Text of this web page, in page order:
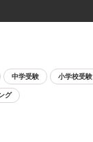
中学受験 小学校受験
グ